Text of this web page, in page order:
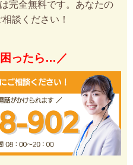
完全無料です。あなたの
談ください！
ったら…／